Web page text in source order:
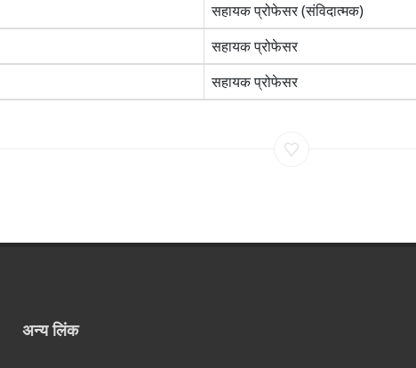
सहायक प्रोफेसर (संविदात्मक)
सहायक प्रोफेसर
सहायक प्रोफेसर
अन्य लिंक